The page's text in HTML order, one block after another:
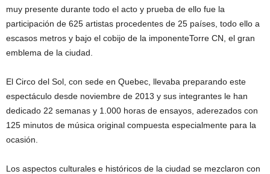
muy presente durante todo el acto y prueba de ello fue la
participación de 625 artistas procedentes de 25 países, todo ello a
escasos metros y bajo el cobijo de la imponenteTorre CN, el gran
emblema de la ciudad.
El Circo del Sol, con sede en Quebec, llevaba preparando este
espectáculo desde noviembre de 2013 y sus integrantes le han
dedicado 22 semanas y 1.000 horas de ensayos, aderezados con
125 minutos de música original compuesta especialmente para la
ocasión.
Los aspectos culturales e históricos de la ciudad se mezclaron con